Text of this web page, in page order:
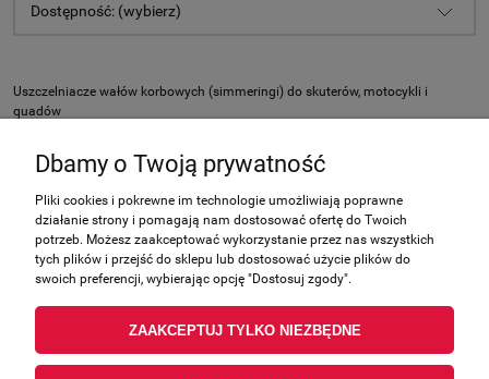
Dostępność: (wybierz)
Uszczelniacze wałów korbowych (simmeringi) do skuterów, motocykli i
quadów
Nie znaleziono produktów spełniających podane kryteria.
Zakupy
Pomoc
Dbamy o Twoją prywatność
Pliki cookies i pokrewne im technologie umożliwiają poprawne
działanie strony i pomagają nam dostosować ofertę do Twoich
potrzeb. Możesz zaakceptować wykorzystanie przez nas wszystkich
tych plików i przejść do sklepu lub dostosować użycie plików do
swoich preferencji, wybierając opcję "Dostosuj zgody".
ZAAKCEPTUJ TYLKO NIEZBĘDNE